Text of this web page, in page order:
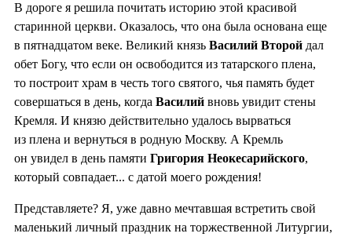
В дороге я решила почитать историю этой красивой
старинной церкви. Оказалось, что она была основана еще
в пятнадцатом веке. Великий князь Василий Второй дал
обет Богу, что если он освободится из татарского плена,
то построит храм в честь того святого, чья память будет
совершаться в день, когда Василий вновь увидит стены
Кремля. И князю действительно удалось вырваться
из плена и вернуться в родную Москву. А Кремль
он увидел в день памяти Григория Неокесарийского,
который совпадает... с датой моего рождения!
Представляете? Я, уже давно мечтавшая встретить свой
маленький личный праздник на торжественной Литургии,